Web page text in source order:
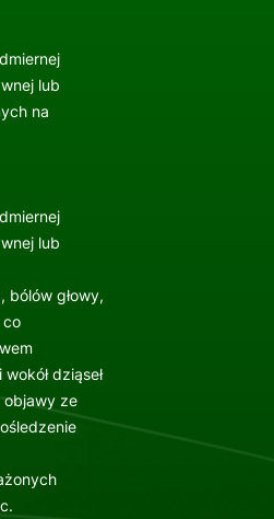
lub
na
lub
bólów głowy,
co
dziąseł
objawy ze